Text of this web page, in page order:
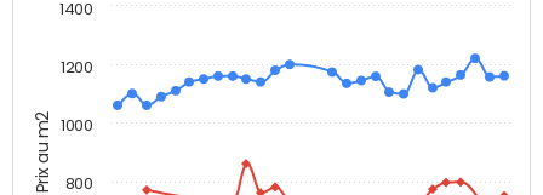
Prix au m2 800
1000
1200
1400